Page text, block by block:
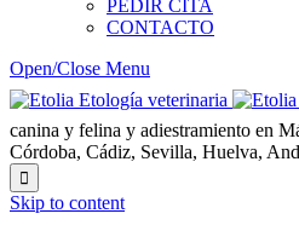
PEDIR CITA
CONTACTO
Open/Close Menu
canina y felina y adiestramiento en
Córdoba, Cádiz, Sevilla, Huelva,

Skip to content